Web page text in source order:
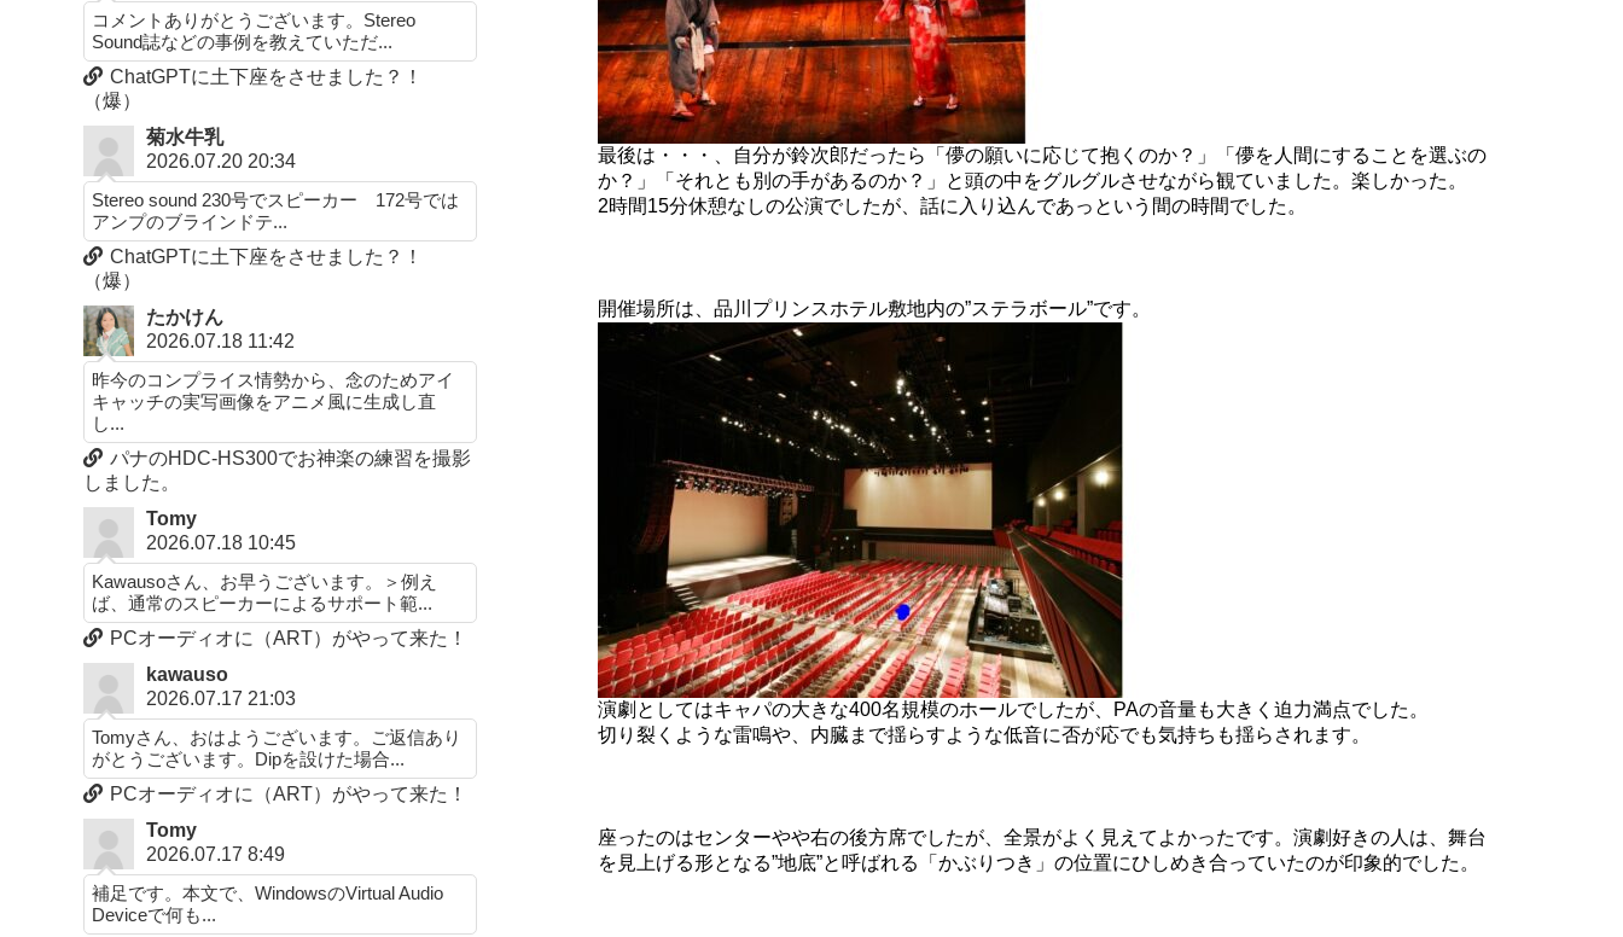
最後は・・・、自分が鈴次郎だったら「儚の願いに応じて抱くのか？」「儚を人間にすることを選ぶの
か？」「それとも別の手があるのか？」と頭の中をグルグルさせながら観ていました。楽しかった。
2時間15分休憩なしの公演でしたが、話に入り込んであっという間の時間でした。
開催場所は、品川プリンスホテル敷地内の”ステラボール”です。
演劇としてはキャパの大きな400名規模のホールでしたが、PAの音量も大きく迫力満点でした。
切り裂くような雷鳴や、内臓まで揺らすような低音に否が応でも気持ちも揺らされます。
座ったのはセンターやや右の後方席でしたが、全景がよく見えてよかったです。 演劇好きの人は、舞台
を見上げる形となる”地底”と呼ばれる「かぶりつき」の位置にひしめき合っていたのが印象的でした。
コメントありがとうございます。Stereo
Sound誌などの事例を教えていただ...
ChatGPTに土下座をさせました？！
（爆）
菊水牛乳
2026.07.20 20:34
Stereo sound 230号でスピーカー 172号では
アンプのブラインドテ...
ChatGPTに土下座をさせました？！
（爆）
たかけん
2026.07.18 11:42
昨今のコンプライス情勢から、念のためアイ
キャッチの実写画像をアニメ風に生成し直
し...
パナのHDC-HS300でお神楽の練習を撮影
しました。
Tomy
2026.07.18 10:45
Kawausoさん、お早うございます。＞例え
ば、通常のスピーカーによるサポート範...
PCオーディオに（ART）がやって来た！
kawauso
2026.07.17 21:03
Tomyさん、おはようございます。ご返信あり
がとうございます。Dipを設けた場合...
PCオーディオに（ART）がやって来た！
Tomy
2026.07.17 8:49
補足です。本文で、WindowsのVirtual Audio
Deviceで何も...